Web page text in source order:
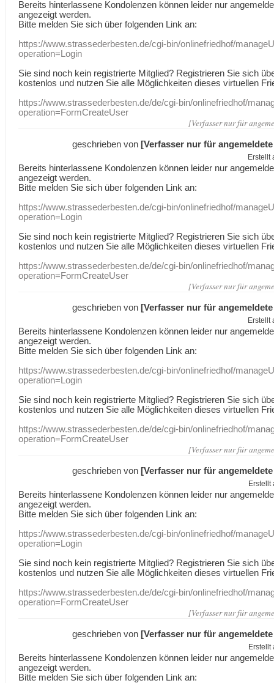
Bereits hinterlassene Kondolenzen können leider nur
angezeigt werden.
Bitte melden Sie sich über folgenden Link an:
https://www.strassederbesten.de/cgi-bin/onlinefriedhof/
operation=Login
Sie sind noch kein registrierte Mitglied? Registrieren Sie sich
kostenlos und nutzen Sie alle Möglichkeiten dieses virtuellen
https://www.strassederbesten.de/de/cgi-bin/onlinefriedhof/
operation=FormCreateUser
[Verfasser nur für
geschrieben von [Verfasser nur für
Erstellt
Bereits hinterlassene Kondolenzen können leider nur
angezeigt werden.
Bitte melden Sie sich über folgenden Link an:
https://www.strassederbesten.de/cgi-bin/onlinefriedhof/
operation=Login
Sie sind noch kein registrierte Mitglied? Registrieren Sie sich
kostenlos und nutzen Sie alle Möglichkeiten dieses virtuellen
https://www.strassederbesten.de/de/cgi-bin/onlinefriedhof/
operation=FormCreateUser
[Verfasser nur für
geschrieben von [Verfasser nur für
Erstellt
Bereits hinterlassene Kondolenzen können leider nur
angezeigt werden.
Bitte melden Sie sich über folgenden Link an:
https://www.strassederbesten.de/cgi-bin/onlinefriedhof/
operation=Login
Sie sind noch kein registrierte Mitglied? Registrieren Sie sich
kostenlos und nutzen Sie alle Möglichkeiten dieses virtuellen
https://www.strassederbesten.de/de/cgi-bin/onlinefriedhof/
operation=FormCreateUser
[Verfasser nur für
geschrieben von [Verfasser nur für
Erstellt
Bereits hinterlassene Kondolenzen können leider nur
angezeigt werden.
Bitte melden Sie sich über folgenden Link an:
https://www.strassederbesten.de/cgi-bin/onlinefriedhof/
operation=Login
Sie sind noch kein registrierte Mitglied? Registrieren Sie sich
kostenlos und nutzen Sie alle Möglichkeiten dieses virtuellen
https://www.strassederbesten.de/de/cgi-bin/onlinefriedhof/
operation=FormCreateUser
[Verfasser nur für
geschrieben von [Verfasser nur für
Erstellt
Bereits hinterlassene Kondolenzen können leider nur
angezeigt werden.
Bitte melden Sie sich über folgenden Link an: